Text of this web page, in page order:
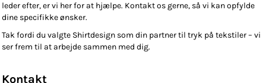
leder efter, er vi her for at hjælpe. Kontakt os gerne, så vi kan opfylde
dine specifikke ønsker.
Tak fordi du valgte Shirtdesign som din partner til tryk på tekstiler – vi
ser frem til at arbejde sammen med dig.
Kontakt